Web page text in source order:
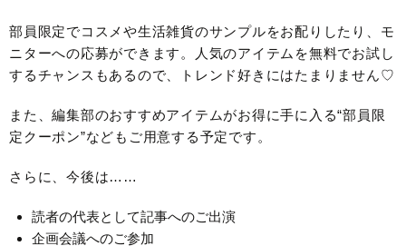
部員限定でコスメや生活雑貨のサンプルをお配りしたり、モ
ニターへの応募ができます。人気のアイテムを無料でお試し
するチャンスもあるので、トレンド好きにはたまりません♡
また、編集部のおすすめアイテムがお得に手に入る“部員限
定クーポン”などもご用意する予定です。
さらに、今後は……
読者の代表として記事へのご出演
企画会議へのご参加